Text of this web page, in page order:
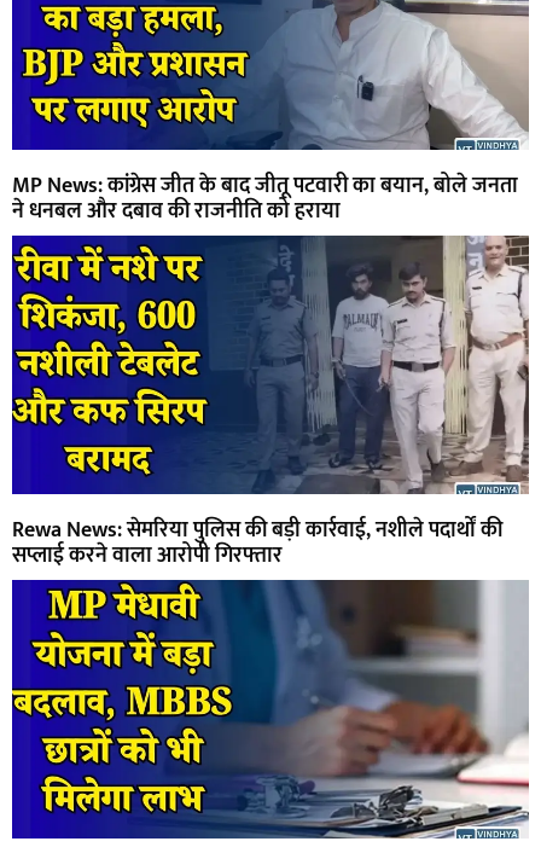
MP News: कांग्रेस जीत के बाद जीतू पटवारी का बयान, बोले जनता
ने धनबल और दबाव की राजनीति को हराया
Rewa News: सेमरिया पुलिस की बड़ी कार्रवाई, नशीले पदार्थों की
सप्लाई करने वाला आरोपी गिरफ्तार